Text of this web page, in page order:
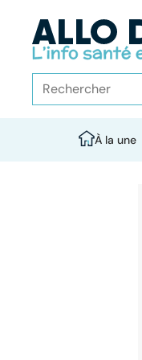
À la une